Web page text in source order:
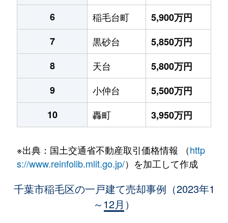
6
稲毛台町
5,900万円
7
黒砂台
5,850万円
8
天台
5,800万円
9
小仲台
5,500万円
10
轟町 3,950万円
※出典：国土交通省不動産取引価格情報 （http
s://www.reinfolib.mlit.go.jp/）を加工して作成
千葉市稲毛区の一戸建て売却事例（2023年1
～12月）